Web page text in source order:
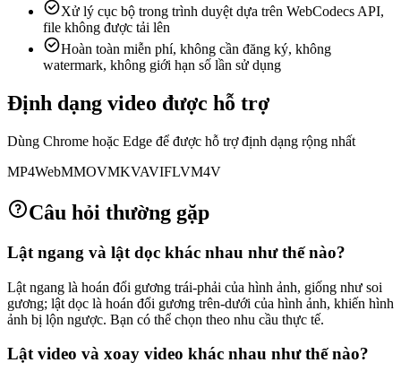
Xử lý cục bộ trong trình duyệt dựa trên WebCodecs API,
file không được tải lên
Hoàn toàn miễn phí, không cần đăng ký, không
watermark, không giới hạn số lần sử dụng
Định dạng video được hỗ trợ
Dùng Chrome hoặc Edge để được hỗ trợ định dạng rộng nhất
MP4WebMMOVMKVAVIFLVM4V
Câu hỏi thường gặp
Lật ngang và lật dọc khác nhau như thế nào?
Lật ngang là hoán đổi gương trái-phải của hình ảnh, giống như soi
gương; lật dọc là hoán đổi gương trên-dưới của hình ảnh, khiến hình
ảnh bị lộn ngược. Bạn có thể chọn theo nhu cầu thực tế.
Lật video và xoay video khác nhau như thế nào?